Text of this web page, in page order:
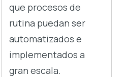
que procesos de
rutina puedan ser
automatizados e
implementados a
gran escala.